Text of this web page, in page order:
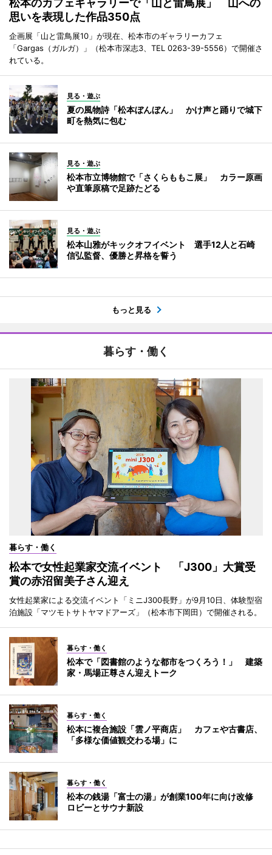
松本のカフェギャラリーで「山と雷鳥展」 山への
思いを表現した作品350点
企画展「山と雷鳥展10」が現在、松本市のギャラリーカフェ
「Gargas（ガルガ）」（松本市深志3、TEL 0263-39-5556）で開催さ
れている。
見る・遊ぶ
夏の風物詩「松本ぼんぼん」 かけ声と踊りで城下
町を熱気に包む
見る・遊ぶ
松本市立博物館で「さくらももこ展」 カラー原画
や直筆原稿で足跡たどる
見る・遊ぶ
松本山雅がキックオフイベント 選手12人と石崎
信弘監督、優勝と昇格を誓う
もっと見る
暮らす・働く
暮らす・働く
松本で女性起業家交流イベント 「J300」大賞受
賞の赤沼留美子さん迎え
女性起業家による交流イベント「ミニJ300長野」が9月10日、体験型宿
泊施設「マツモトサトヤマドアーズ」（松本市下岡田）で開催される。
暮らす・働く
松本で「図書館のような都市をつくろう！」 建築
家・馬場正尊さん迎えトーク
暮らす・働く
松本に複合施設「雲ノ平商店」 カフェや古書店、
「多様な価値観交わる場」に
暮らす・働く
松本の銭湯「富士の湯」が創業100年に向け改修
ロビーとサウナ新設